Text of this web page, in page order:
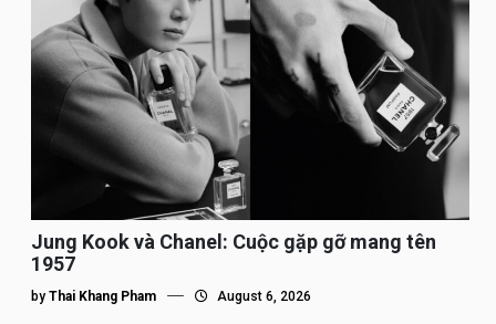
Jung Kook và Chanel: Cuộc gặp gỡ mang tên
1957
by Thai Khang Pham August 6, 2026